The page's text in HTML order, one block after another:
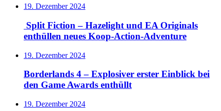
19. Dezember 2024
Split Fiction – Hazelight und EA Originals
enthüllen neues Koop-Action-Adventure
19. Dezember 2024
Borderlands 4 – Explosiver erster Einblick bei
den Game Awards enthüllt
19. Dezember 2024